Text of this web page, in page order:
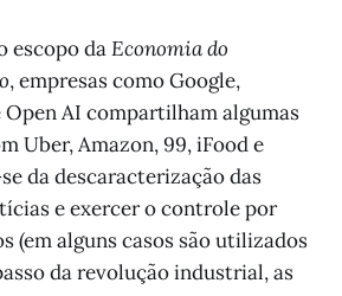
escopo daEconomia do
, empresas como Google,
AI compartilham algumas
Uber, Amazon, 99, iFood e
da descaracterização das
e exercer o controle por
(em alguns casos são utilizados
da revolução industrial, as